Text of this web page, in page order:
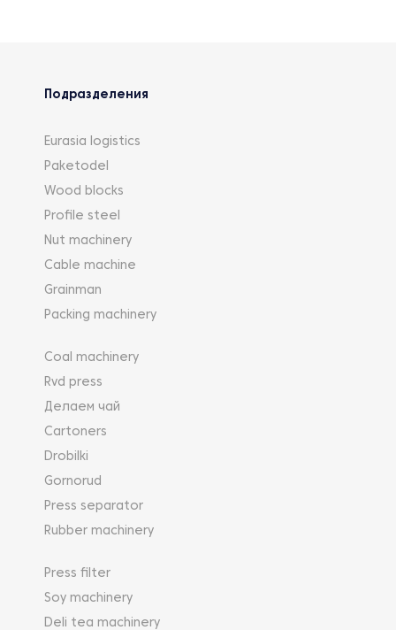
Подразделения
Eurasia logistics
Paketodel
Wood blocks
Profile steel
Nut machinery
Cable machine
Grainman
Packing machinery
Coal machinery
Rvd press
Делаем чай
Cartoners
Drobilki
Gornorud
Press separator
Rubber machinery
Press filter
Soy machinery
Deli tea machinery